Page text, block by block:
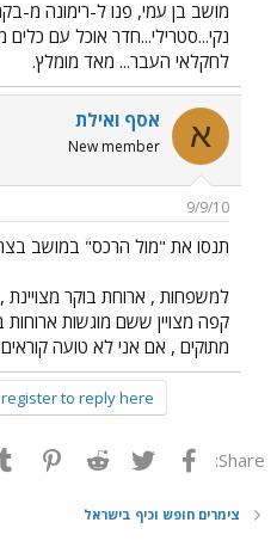
מושב בן עמי, פנו ל-רימונה מ-
נקי...סטרילי...חדר אוכל עם כלים
לחקלאי העבר... מאד מומלץ.
א אסף ואילת
New member
9/9/10
תנסו את "מול הרכס" במושב
למשפחות , ארוחת בוקר
קפה מצויין ששם מוגשות ארוחות
מתוקים , אם אני לא טועה
to reply here.
Share: פייסבוק Twitter
Reddit
צימרים חופש וכיף בישראל